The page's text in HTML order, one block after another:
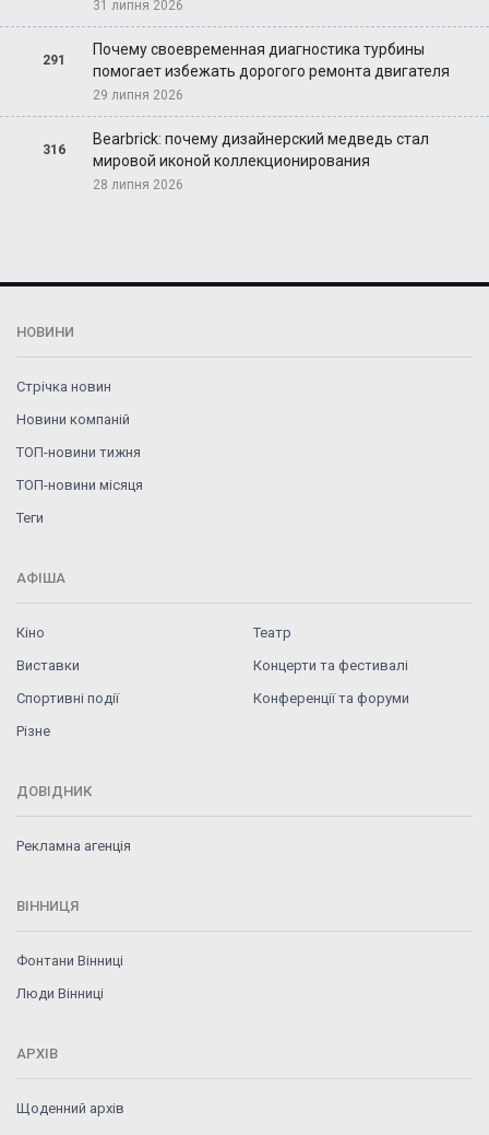
31 липня 2026
291
Почему своевременная диагностика турбины
помогает избежать дорогого ремонта двигателя
29 липня 2026
316
Bearbrick: почему дизайнерский медведь стал
мировой иконой коллекционирования
28 липня 2026
НОВИНИ
Стрічка новин
Новини компаній
ТОП-новини тижня
ТОП-новини місяця
Теги
АФІША
Кіно
Театр
Виставки
Концерти та фестивалі
Спортивні події
Конференції та форуми
Різне
ДОВІДНИК
Рекламна агенція
ВІННИЦЯ
Фонтани Вінниці
Люди Вінниці
АРХІВ
Щоденний архів